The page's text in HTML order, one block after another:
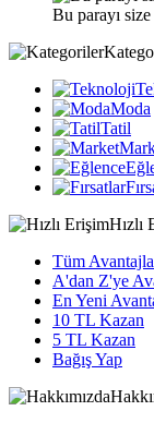
Bu parayı
Moda
Tatil
Hızlı
Tüm
A'dan Z'ye
En Yeni
10 TL Kazan
5 TL Kazan
Bağış Yap